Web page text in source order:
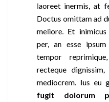
laoreet inermis, at
Doctus omittam ad
meliore. Et
per, an esse
tempor
recteque
mediocrem. Ius eu
fugit dolorum